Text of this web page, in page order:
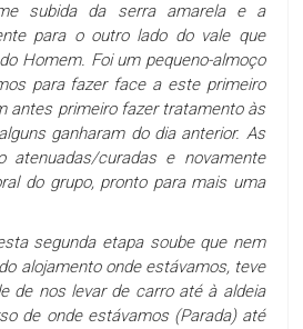
subida da serra amarela e a
para o outro lado do vale que
Homem. Foi um pequeno-almoço
para fazer face a este primeiro
antes primeiro fazer tratamento às
ganharam do dia anterior. As
atenuadas/curadas e novamente
do grupo, pronto para mais uma
segunda etapa soube que nem
alojamento onde estávamos, teve
de nos levar de carro até à aldeia
de onde estávamos (Parada) até